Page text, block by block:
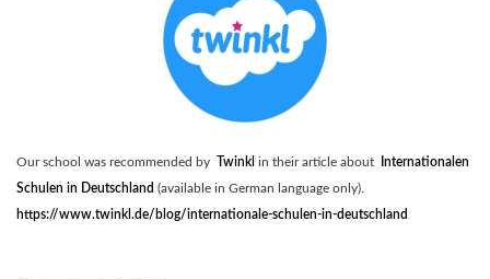
Our school was recommended by Twinkl in their article about
Internationalen
Schulen in Deutschland (available in German language only).
https://www.twinkl.de/blog/internationale-schulen-in-deutschland